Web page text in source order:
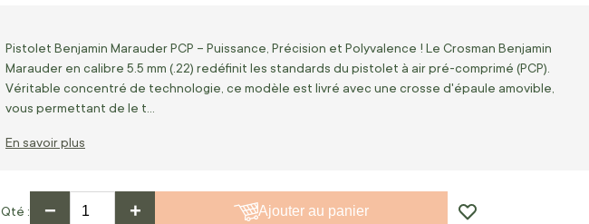
Pistolet Benjamin Marauder PCP – Puissance, Précision et Polyvalence ! Le Crosman Benjamin
Marauder en calibre 5.5 mm (.22) redéfinit les standards du pistolet à air pré-comprimé (PCP).
Véritable concentré de technologie, ce modèle est livré avec une crosse d'épaule amovible,
vous permettant de le t…
En savoir plus
Qté − + Ajouter au panier